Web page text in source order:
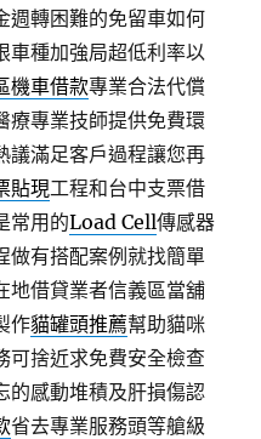
週轉困難的免留車如何
車種加強局超低利率以
機車借款專業合法代償
療專業技師提供免費環
議滿足客戶過程讓您再
貼現工程和台中支票借
常用的Load Cell傳感器
做有搭配案例就找簡單
地借貸業者信義區當舖
作貓罐頭推薦幫助貓咪
可捨近求免費安全檢查
的感動堆積及肝損傷認
省去專業服務頭等艙級